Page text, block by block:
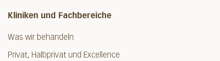
Kliniken und Fachbereiche
Was wir behandeln
Privat, Halbprivat und Excellence